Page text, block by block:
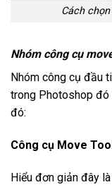
Cách
Nhóm công cụ
Nhóm công cụ đầu
trong Photoshop đó
đó:
Công cụ Move
Hiểu đơn giản đây